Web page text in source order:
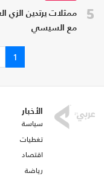
5
ممثلات يرتدين
مع السيسي
1
الأخبار
سياسة
تغطيات
اقتصاد
رياضة